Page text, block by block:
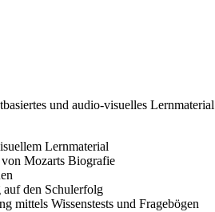
und audio-visuelles
Lernmaterial
Mozarts Biografie
den Schulerfolg
mittels Wissenstests und Fragebögen